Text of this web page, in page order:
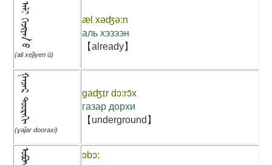
ᠠᠯᠢ ᠬᠡᠵᠢᠶᠠᠨ ᠦ
(ali xeǰiyen ü)
æl xəʤə:n
аль хэзээн
【already】
ᠭᠠᠵᠠᠷ ᠳᠣᠣᠷᠠᠬᠢ
(ɣaǰar dooraxi)
gaʤɪr dɔ:rɔ̌x
газар дорхи
【underground】
ᠣᠪᠣᠭ᠎ᠠ
ɔbɔ: